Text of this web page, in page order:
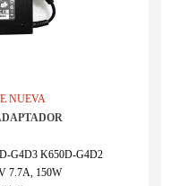
NUEVA
G4D3 K650D-G4D2
7.7A, 150W